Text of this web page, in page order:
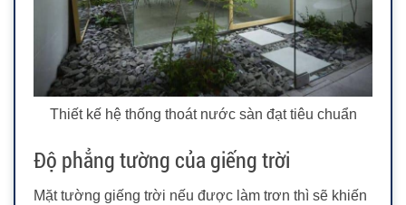
Thiết kế hệ thống thoát nước sàn đạt tiêu chuẩn
Độ phẳng tường của giếng trời
Mặt tường giếng trời nếu được làm trơn thì sẽ khiến